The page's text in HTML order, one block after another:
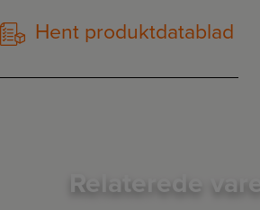
Hent produktdatablad
Relaterede varer